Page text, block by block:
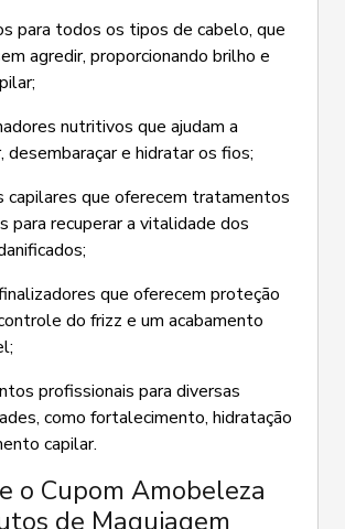
para todos os tipos de cabelo, que
agredir, proporcionando brilho e
nutritivos que ajudam a
desembaraçar e hidratar os fios;
capilares que oferecem tratamentos
para recuperar a vitalidade dos
que oferecem proteção
do frizz e um acabamento
profissionais para diversas
como fortalecimento, hidratação
capilar.
o Cupom Amobeleza
de Maquiagem